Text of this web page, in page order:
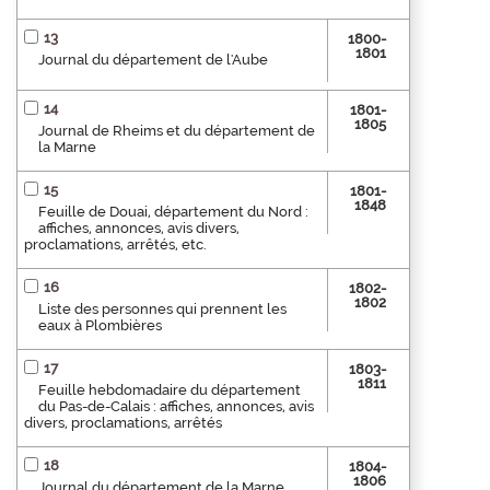
13
Journal du département de l'Aube
1800-
1801
14
Journal de Rheims et du département de
la Marne
1801-
1805
15
Feuille de Douai, département du Nord :
affiches, annonces, avis divers,
proclamations, arrêtés, etc.
1801-
1848
16
Liste des personnes qui prennent les
eaux à Plombières
1802-
1802
17
Feuille hebdomadaire du département
du Pas-de-Calais : affiches, annonces, avis
divers, proclamations, arrêtés
1803-
1811
18
1804-
1806